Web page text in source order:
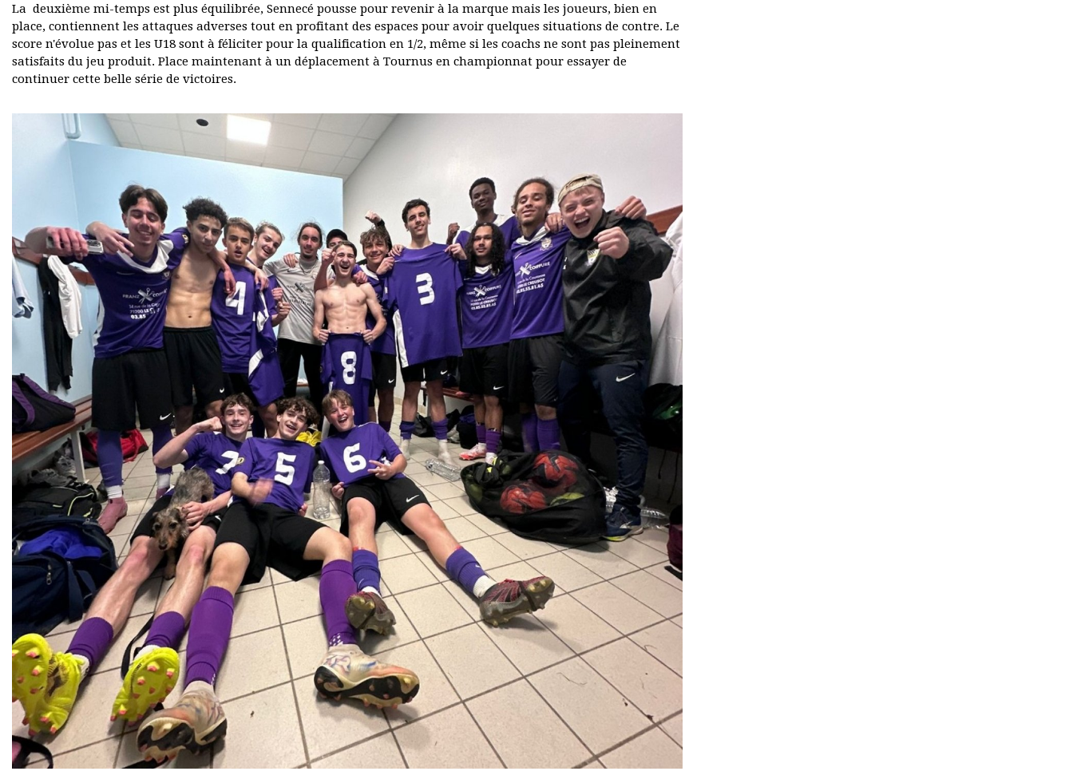
La deuxième mi-temps est plus équilibrée, Sennecé pousse pour revenir à la marque mais les joueurs, bien en
place, contiennent les attaques adverses tout en profitant des espaces pour avoir quelques situations de contre. Le
score n'évolue pas et les U18 sont à féliciter pour la qualification en 1/2, même si les coachs ne sont pas pleinement
satisfaits du jeu produit. Place maintenant à un déplacement à Tournus en championnat pour essayer de
continuer cette belle série de victoires.